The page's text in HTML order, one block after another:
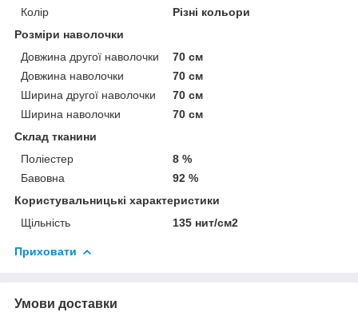
Колір
Різні кольори
Розміри наволочки
Довжина другої наволочки
70 см
Довжина наволочки
70 см
Ширина другої наволочки
70 см
Ширина наволочки
70 см
Склад тканини
Поліестер
8 %
Бавовна
92 %
Користувальницькі характеристики
Щільність
135 нит/см2
Приховати
Умови доставки